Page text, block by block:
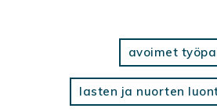
avoimet
lasten ja nuorten